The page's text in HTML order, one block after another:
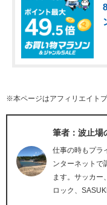
※本ページはアフィリエイト
筆者：波止場
仕事の時もプラ
ンターネットで
ます。サッカー
ロック、